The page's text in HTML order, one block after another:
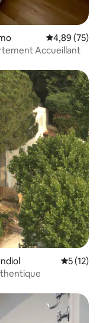
Évaluation
4,89 (75)
Accueillant
5 (12)